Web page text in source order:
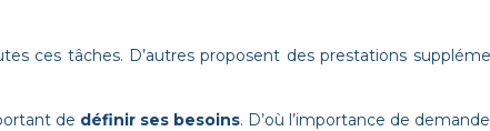
ces tâches. D’autres proposent des prestations
de définir ses besoins. D’où l’importance de